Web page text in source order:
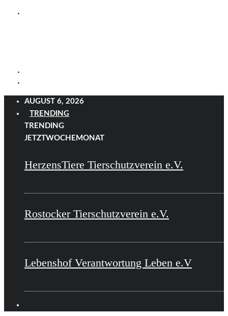
AUGUST 6, 2026
TRENDING
TRENDING
JETZTWOCHE MONAT
HerzensTiere Tierschutzverein e.V.
Rostocker Tierschutzverein e.V.
Lebenshof Verantwortung Leben e.V